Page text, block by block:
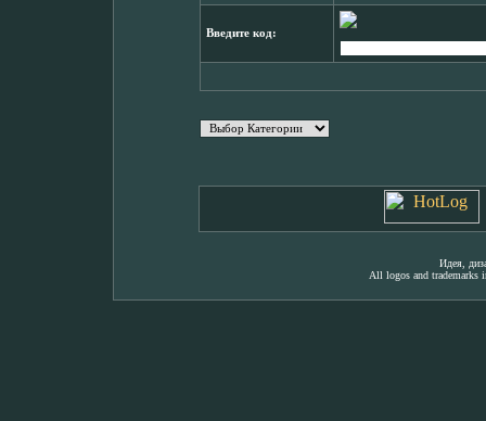
Введите код:
Идея,
All logos and trademarks